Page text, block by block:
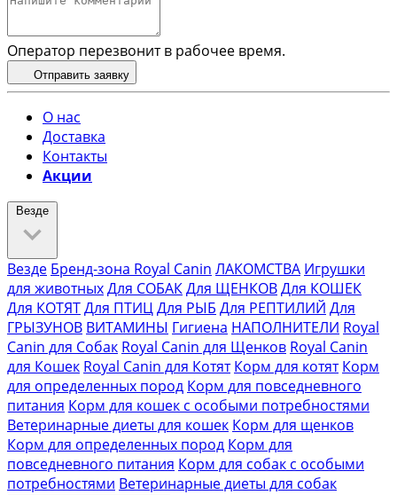
Оператор перезвонит в рабочее время.
Отправить заявку
О нас
Доставка
Контакты
Акции
Везде
Везде Бренд-зона Royal Canin ЛАКОМСТВА Игрушки
для животныхДля СОБАКДля ЩЕНКОВДля КОШЕК
Для КОТЯТДля ПТИЦДля РЫБ Для РЕПТИЛИЙ Для
ГРЫЗУНОВ ВИТАМИНЫ Гигиена НАПОЛНИТЕЛИ Royal
Canin для Собак Royal Canin для Щенков Royal Canin
для Кошек Royal Canin для Котят Корм для котят Корм
для определенных пород Корм для повседневного
питания Корм для кошек с особыми потребностями
Ветеринарные диеты для кошек Корм для щенков
Корм для определенных пород Корм для
повседневного питания Корм для собак с особыми
потребностями Ветеринарные диеты для собак